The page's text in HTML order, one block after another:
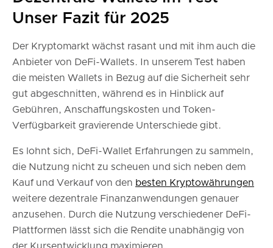
Unser Fazit für 2025
Der Kryptomarkt wächst rasant und mit ihm auch die
Anbieter von DeFi-Wallets. In unserem Test haben
die meisten Wallets in Bezug auf die Sicherheit sehr
gut abgeschnitten, während es in Hinblick auf
Gebühren, Anschaffungskosten und Token-
Verfügbarkeit gravierende Unterschiede gibt.
Es lohnt sich, DeFi-Wallet Erfahrungen zu sammeln,
die Nutzung nicht zu scheuen und sich neben dem
Kauf und Verkauf von den besten Kryptowährungen
weitere dezentrale Finanzanwendungen genauer
anzusehen. Durch die Nutzung verschiedener DeFi-
Plattformen lässt sich die Rendite unabhängig von